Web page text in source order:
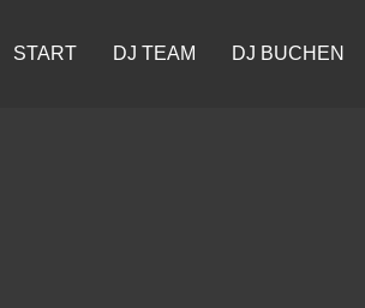
START DJ TEAM DJ BUCHEN